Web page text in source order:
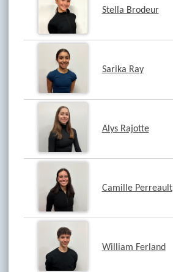
Stella Brodeur
Sarika Ray
Alys Rajotte
Camille Perreault
William Ferland